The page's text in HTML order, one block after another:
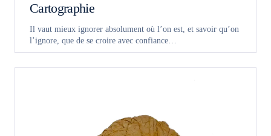
Cartographie
Il vaut mieux ignorer absolument où l’on est, et savoir qu’on
l’ignore, que de se croire avec confiance…